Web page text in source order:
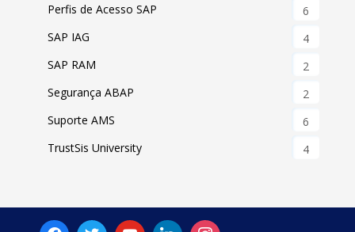
Perfis de Acesso SAP
6
SAP IAG
4
SAP RAM
2
Segurança ABAP
2
Suporte AMS
6
TrustSis University
4